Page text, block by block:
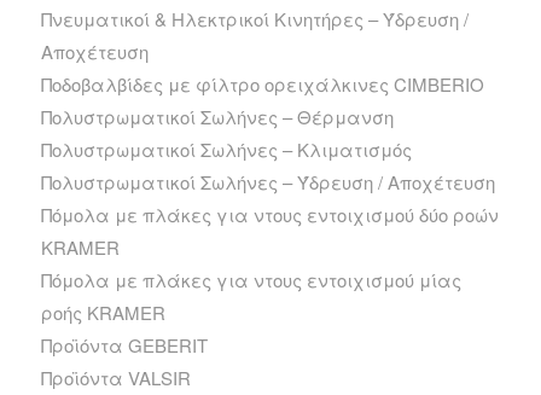
Πνευματικοί & Ηλεκτρικοί Κινητήρες – Ύδρευση /
Αποχέτευση
Ποδοβαλβίδες με φίλτρο ορειχάλκινες CIMBERIO
Πολυστρωματικοί Σωλήνες – Θέρμανση
Πολυστρωματικοί Σωλήνες – Κλιματισμός
Πολυστρωματικοί Σωλήνες – Ύδρευση / Αποχέτευση
Πόμολα με πλάκες για ντους εντοιχισμού δύο ροών
KRAMER
Πόμολα με πλάκες για ντους εντοιχισμού μίας
ροής KRAMER
Προϊόντα GEBERIT
Προϊόντα VALSIR